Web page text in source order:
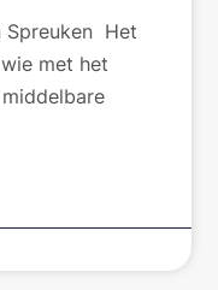
Spreuken Het
met het